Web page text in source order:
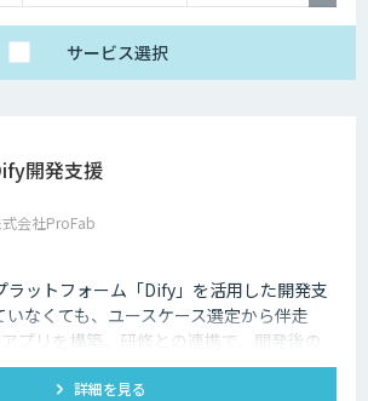
サービス選択
開発支援
会社ProFab
ラットフォーム「Dify」を活用した開発支
なくても、ユースケース選定から伴走
アプリを構築。研修との連携で、開発後の
ポートします。
詳細を見る